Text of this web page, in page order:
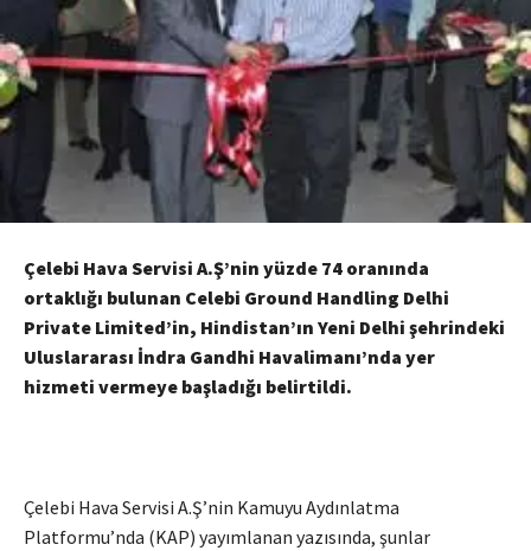
Çelebi Hava Servisi A.Ş’nin yüzde 74 oranında
ortaklığı bulunan Celebi Ground Handling Delhi
Private Limited’in, Hindistan’ın Yeni Delhi şehrindeki
Uluslararası İndra Gandhi Havalimanı’nda yer
hizmeti vermeye başladığı belirtildi.
Çelebi Hava Servisi A.Ş’nin Kamuyu Aydınlatma
Platformu’nda (KAP) yayımlanan yazısında, şunlar